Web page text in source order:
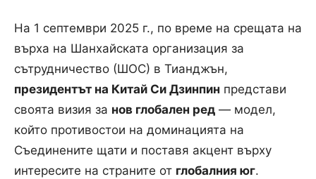
На 1 септември 2025 г., по време на срещата на
върха на Шанхайската организация за
сътрудничество (ШОС) в Тианджън,
президентът на Китай Си Дзинпин представи
своята визия за нов глобален ред — модел,
който противостои на доминацията на
Съединените щати и поставя акцент върху
интересите на страните от глобалния юг.